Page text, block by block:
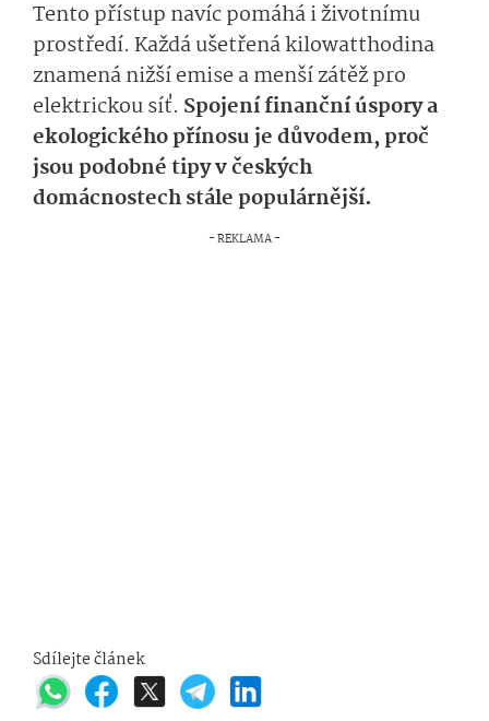
Tento přístup navíc pomáhá i životnímu
prostředí. Každá ušetřená kilowatthodina
znamená nižší emise a menší zátěž pro
elektrickou síť. Spojení finanční úspory a
ekologického přínosu je důvodem, proč
jsou podobné tipy v českých
domácnostech stále populárnější.
Sdílejte článek